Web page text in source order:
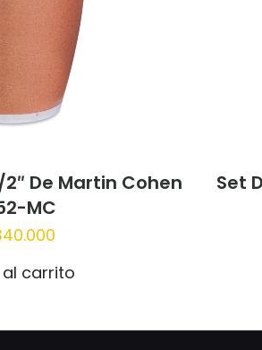
2″ De Martin Cohen
MC
carrito
Set